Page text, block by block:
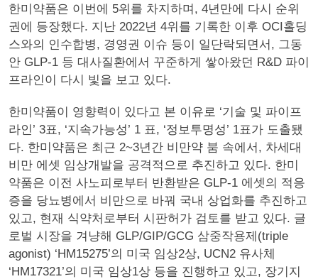
한미약품은 이번에 5위를 차지하며, 4년만에 다시 순위
권에 등장했다. 지난 2022년 4위를 기록한 이후 OCI홀딩
스와의 인수합병, 경영권 이슈 등이 일단락되면서, 그동
안 GLP-1 등 대사질환에서 꾸준하게 쌓아왔던 R&D 파이
프라인이 다시 빛을 보고 있다.
한미약품이 영향력이 있다고 본 이유로 ‘기술 및 파이프
라인’ 3표, ‘지속가능성’ 1 표, ‘정보투명성’ 1표가 도출됐
다. 한미약품은 최근 2~3년간 비만약 붐 속에서, 차세대
비만 에셋 임상개발을 공격적으로 추진하고 있다. 한미
약품은 이전 사노피로부터 반환받은 GLP-1 에셋의 적응
증을 당뇨병에서 비만으로 바꿔 국내 상업화를 추진하고
있고, 현재 식약처로부터 시판허가 검토를 받고 있다. 글
로벌 시장을 겨냥해 GLP/GIP/GCG 삼중작용제(triple
agonist) ‘HM15275’의 미국 임상2상, UCN2 유사체
‘HM17321’의 미국 임상1상 등을 진행하고 있고, 장기지